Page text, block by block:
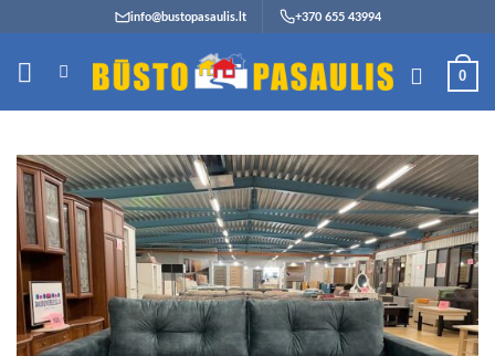
content
info@bustopasaulis.lt +370 655 43994
0